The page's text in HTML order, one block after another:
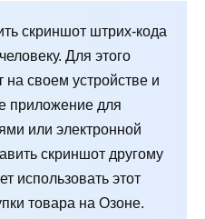
скриншот штрих-кода
Для этого
на своем устройстве и
приложение для
или электронной
скриншот другому
использовать этот
товара на Озоне.